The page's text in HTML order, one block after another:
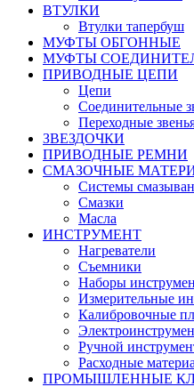
ВТУЛКИ
Втулки тапербуш
МУФТЫ ОБГОННЫЕ
МУФТЫ
ПРИВОДНЫЕ ЦЕПИ
Цепи
Соединительные
Переходные
ЗВЕЗДОЧКИ
ПРИВОДНЫЕ РЕМНИ
СМАЗОЧНЫЕ
Системы
Смазки
Масла
ИНСТРУМЕНТ
Нагреватели
Съемники
Наборы
Измерительные
Калибровочные
Ручной
Расходные
ПРОМЫШЛЕННЫЕ